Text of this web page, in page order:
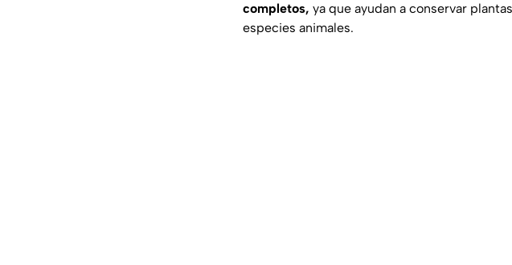
completos, ya que ayudan a conservar
especies animales.